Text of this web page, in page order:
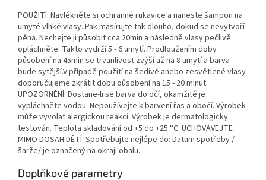
POUŽITÍ: Navlékněte si ochranné rukavice a naneste šampon na
umyté vlhké vlasy. Pak masírujte tak dlouho, dokud se nevytvoří
pěna. Nechejte ji působit cca 20min a následně vlasy pečlivě
opláchněte. Takto vydrží 5 - 6 umytí. Prodloužením doby
působení na 45min se trvanlivost zvýší až na 8 umytí a barva
bude sytější.V případě použití na šedivé anebo zesvětlené vlasy
doporučujeme zkrátit dobu oůsobení na 15 - 20 minut.
UPOZORNĚNÍ: Dostane-li se barva do očí, okamžitě je
vypláchněte vodou. Nepoužívejte k barvení řas a obočí. Výrobek
může vyvolat alergickou reakci. Výrobek je dermatologicky
testován. Teplota skladování od +5 do +25 °C. UCHOVÁVEJTE
MIMO DOSAH DĚTÍ. Spotřebujte nejlépe do: Datum spotřeby /
šarže/ je označený na okraji obalu.
Doplňkové parametry